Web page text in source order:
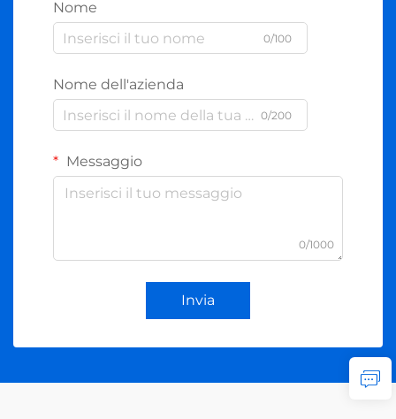
Nome
0/100
Nome dell'azienda
0/200
Messaggio
0/1000
Invia